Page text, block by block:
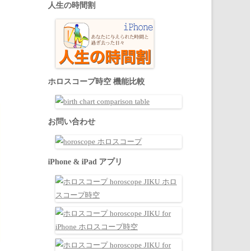
人生の時間割
ホロスコープ時空 機能比較
お問い合わせ
iPhone & iPad アプリ